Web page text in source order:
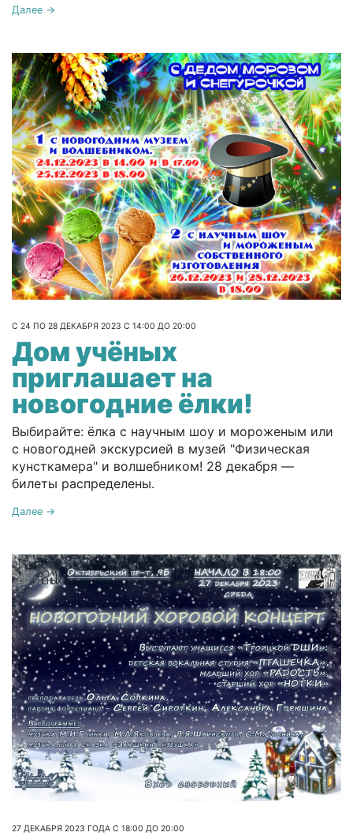
Далее →
С 24 ПО 28 ДЕКАБРЯ 2023 С 14:00 ДО 20:00
Дом учёных
приглашает на
новогодние ёлки!
Выбирайте: ёлка с научным шоу и мороженым или
с новогодней экскурсией в музей "Физическая
кунсткамера" и волшебником! 28 декабря —
билеты распределены.
Далее →
27 ДЕКАБРЯ 2023 ГОДА С 18:00 ДО 20:00